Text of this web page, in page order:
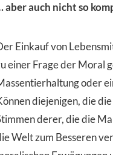
aber auch nicht so
Einkauf von
einer Frage der Moral
oder
diejenigen, die
derer, die die
Welt zum Besseren